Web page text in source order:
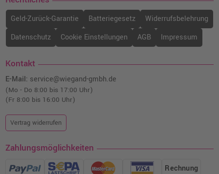
Geld-Zurück-Garantie Batteriegesetz
Widerrufsbelehrung
Datenschutz
Cookie Einstellungen AGB Impressum
Kontakt
E-Mail: service@wiegand-gmbh.de
(Mo - Do 8:00 bis 17:00 Uhr)
(Fr 8:00 bis 16:00 Uhr)
Vertrag widerrufen
Zahlungsmöglichkeiten
Rechnung